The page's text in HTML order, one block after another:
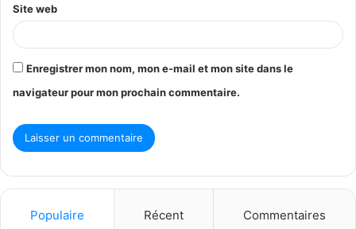
Site web
Enregistrer mon nom, mon e-mail et mon site dans le
navigateur pour mon prochain commentaire.
Populaire Récent Commentaires